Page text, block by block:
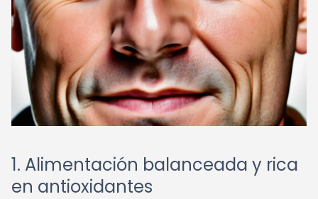
1. Alimentación balanceada y rica
en antioxidantes